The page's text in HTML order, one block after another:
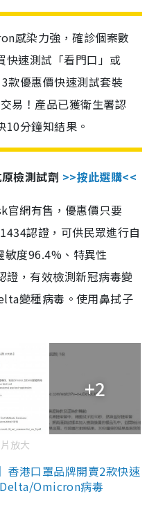
感染力強，確診個案數
快速測試「看門口」或
款優惠價快速測試套裝
易！產品已獲衛生署認
10分鐘知結果。
檢測試劑 >>按此選購<<
官網有售，優惠價只要
認證，可供民眾進行自
度96.4%、特異性
證，有效檢測新冠病毒變
變種病毒。使用鼻拭子
+2
放大
香港口罩品牌開賣2款快速
Omicron病毒